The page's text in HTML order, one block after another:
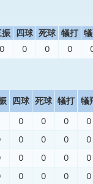
振 四球 死球 犠打
0 0 0 0
四球 死球 犠打 犠
0 0 0 0
0 0 0 0
0 0 0 0
0 0 0 0